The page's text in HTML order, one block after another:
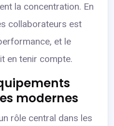
la concentration. En
collaborateurs est
et le
en tenir compte.
modernes
rôle central dans les